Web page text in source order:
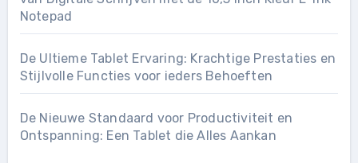
Notepad
De Ultieme Tablet Ervaring: Krachtige Prestaties en
Stijlvolle Functies voor ieders Behoeften
De Nieuwe Standaard voor Productiviteit en
Ontspanning: Een Tablet die Alles Aankan